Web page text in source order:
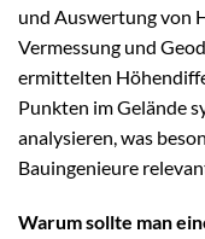
und Auswertung von
Vermessung und
ermittelten
Punkten im Gelände
analysieren, was
Bauingenieure
Warum sollte man